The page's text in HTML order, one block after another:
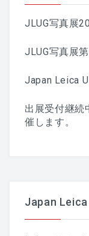
JLUG写真展
JLUG写真展
Japan Leica
出展受付継続
催します。
Japan Leica